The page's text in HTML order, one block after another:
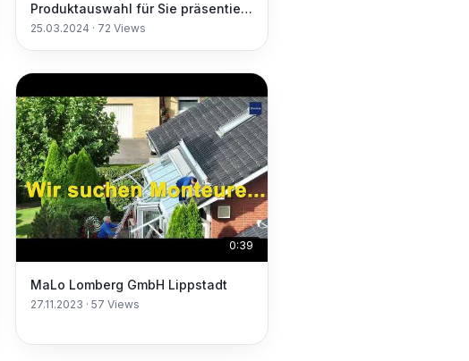
Produktauswahl für Sie präsentiert
in unserer Ausstellung in Lippstadt
25.03.2024 · 72 Views
0:39
MaLo Lomberg GmbH Lippstadt
27.11.2023 · 57 Views